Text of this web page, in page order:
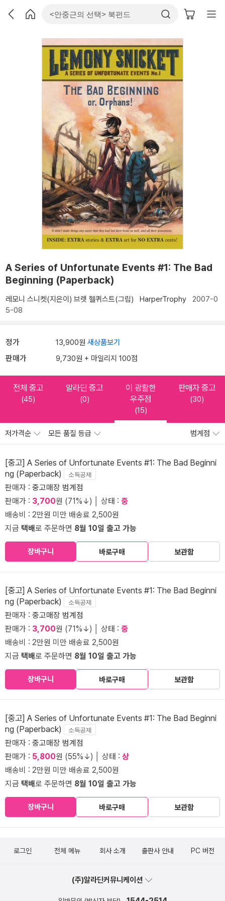
A Series of Unfortunate Events #1: The Bad
Beginning (Paperback)
레모니 스니켓(지은이) 브렛 헬퀴스트(그림) HarperTrophy 2007-0
5-08
정가 13,900원 새상품보기
판매가 9,730원 + 마일리지 100점
전체 중고
(45)
알라딘 중고
(0)
이 광활한
우주점
(15)
판매자 중고
(30)
저가격순 모든 품질 등급 범계점
[중고] A Series of Unfortunate Events #1: The Bad Beginni
ng (Paperback)
소득공제
판매자 : 중고매장 범계점
판매가 : 3,700원 (71%↓) │ 상태 : 중
배송비 : 2만원 미만 배송료 2,500원
지금 택배로 주문하면 8월 10일 출고 가능
장바구니 바로구매 보관함
[중고] A Series of Unfortunate Events #1: The Bad Beginni
ng (Paperback)
소득공제
판매자 : 중고매장 범계점
판매가 : 3,700원 (71%↓) │ 상태 : 중
배송비 : 2만원 미만 배송료 2,500원
지금 택배로 주문하면 8월 10일 출고 가능
장바구니 바로구매 보관함
[중고] A Series of Unfortunate Events #1: The Bad Beginni
ng (Paperback)
소득공제
판매자 : 중고매장 범계점
판매가 : 5,800원 (55%↓) │ 상태 : 상
배송비 : 2만원 미만 배송료 2,500원
지금 택배로 주문하면 8월 10일 출고 가능
장바구니 바로구매 보관함
로그인 전체 메뉴 회사 소개 출판사 안내 PC 버전
(주)알라딘커뮤니케이션